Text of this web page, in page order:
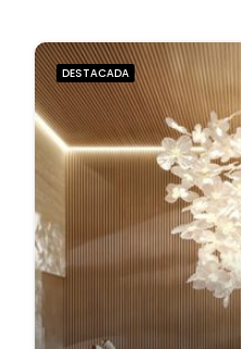
DESTACADA